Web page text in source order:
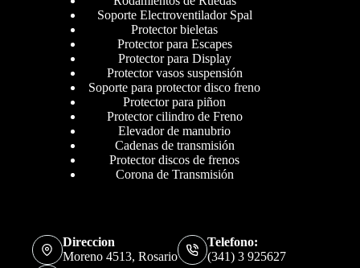
Soporte Electroventilador Spal
Protector bieletas
Protector para Escapes
Protector para Display
Protector vasos suspensión
Soporte para protector disco freno
Protector para piñon
Protector cilindro de Freno
Elevador de manubrio
Cadenas de transmisión
Protector discos de frenos
Corona de Transmisión
Direccion
Moreno 4513, Rosario
Telefono:
(341) 3 925627